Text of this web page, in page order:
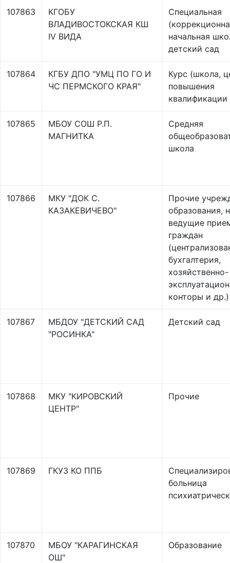
107863
КГОБУ
ВЛАДИВОСТОКСКАЯ КШ
IV ВИДА
Специальная
начальная
детский сад
107864
КГБУ ДПО "УМЦ ПО ГО И
ЧС ПЕРМСКОГО КРАЯ"
Курс (школа,
повышения
квалификации
107865
МБОУ СОШ Р.П.
МАГНИТКА
Средняя
школа
107866
МКУ "ДОК С.
КАЗАКЕВИЧЕВО"
Прочие
образования,
ведущие
граждан
бухгалтерия,
хозяйственно-
конторы и др.)
107867
МБДОУ "ДЕТСКИЙ САД
"РОСИНКА"
Детский сад
107868
МКУ "КИРОВСКИЙ
ЦЕНТР"
Прочие
107869 ГКУЗ КО ППБ
больница
107870
МБОУ "КАРАГИНСКАЯ
ОШ"
Образование